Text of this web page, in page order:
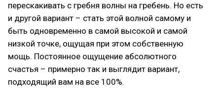
перескакивать с гребня волны на гребень. Но есть
и другой вариант – стать этой волной самому и
быть одновременно в самой высокой и самой
низкой точке, ощущая при этом собственную
мощь. Постоянное ощущение абсолютного
счастья – примерно так и выглядит вариант,
подходящий вам на все 100%.